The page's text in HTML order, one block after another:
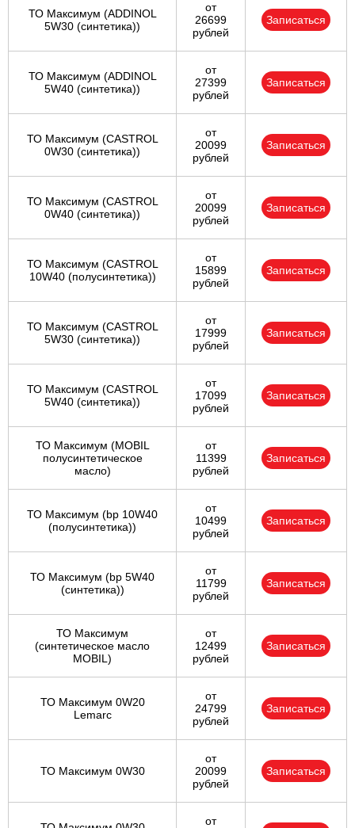
ТО Максимум (ADDINOL
5W30 (синтетика))
от
26699
рублей
Записаться
ТО Максимум (ADDINOL
5W40 (синтетика))
от
27399
рублей
Записаться
ТО Максимум (CASTROL
0W30 (синтетика))
от
20099
рублей
Записаться
ТО Максимум (CASTROL
0W40 (синтетика))
от
20099
рублей
Записаться
ТО Максимум (CASTROL
10W40 (полусинтетика))
от
15899
рублей
Записаться
ТО Максимум (CASTROL
5W30 (синтетика))
от
17999
рублей
Записаться
ТО Максимум (CASTROL
5W40 (синтетика))
от
17099
рублей
Записаться
ТО Максимум (MOBIL
полуcинтетическое
масло)
от
11399
рублей
Записаться
ТО Максимум (bp 10W40
(полусинтетика))
от
10499
рублей
Записаться
ТО Максимум (bp 5W40
(синтетика))
от
11799
рублей
Записаться
ТО Максимум
(cинтетическое масло
MOBIL)
от
12499
рублей
Записаться
ТО Максимум 0W20
Lemarc
от
24799
рублей
Записаться
ТО Максимум 0W30
от
20099
рублей
Записаться
от